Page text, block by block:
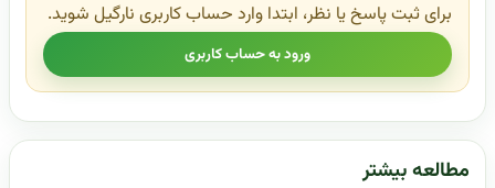
برای ثبت پاسخ یا نظر، ابتدا وارد حساب کاربری نارگیل شوید.
ورود به حساب کاربری
مطالعه بیشتر